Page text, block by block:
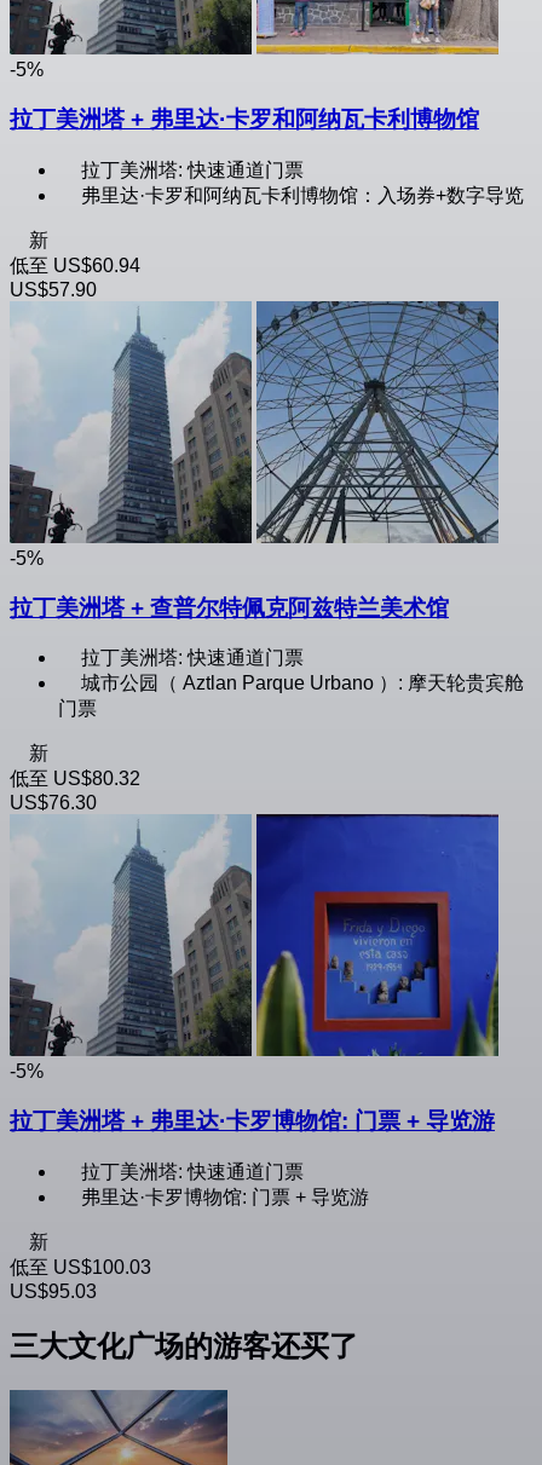
-5%
拉丁美洲塔 + 弗里达·卡罗和阿纳瓦卡利博物馆
拉丁美洲塔: 快速通道门票
弗里达·卡罗和阿纳瓦卡利博物馆：入场券+数字导览
新
低至 US$60.94
US$57.90
-5%
拉丁美洲塔 + 查普尔特佩克阿兹特兰美术馆
拉丁美洲塔: 快速通道门票
城市公园（ Aztlan Parque Urbano ）: 摩天轮贵宾舱
门票
新
低至 US$80.32
US$76.30
-5%
拉丁美洲塔 + 弗里达·卡罗博物馆: 门票 + 导览游
拉丁美洲塔: 快速通道门票
弗里达·卡罗博物馆: 门票 + 导览游
新
低至 US$100.03
US$95.03
三大文化广场的游客还买了